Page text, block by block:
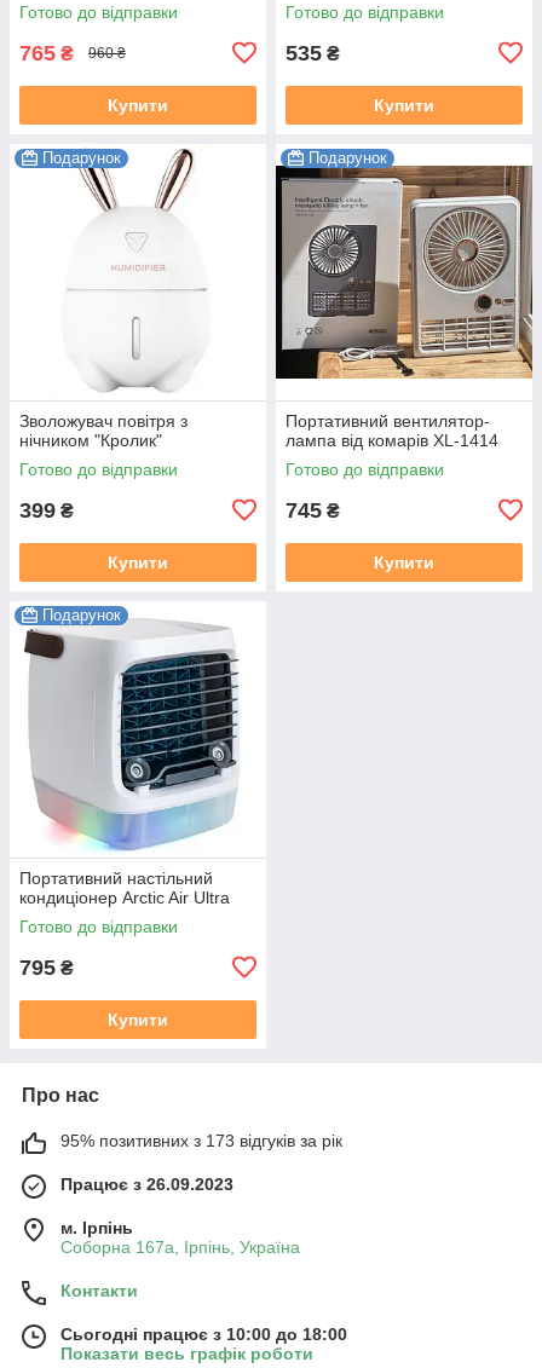
Готово до відправки
765 ₴ 960 ₴
Купити
Готово до відправки
535 ₴
Купити
Подарунок
Зволожувач повітря з
нічником "Кролик"
Готово до відправки
399 ₴
Купити
Подарунок
Портативний вентилятор-
лампа від комарів XL-1414
Готово до відправки
745 ₴
Купити
Подарунок
Портативний настільний
кондиціонер Arctic Air Ultra
Готово до відправки
795 ₴
Купити
Про нас
95% позитивних з 173 відгуків за рік
Працює з 26.09.2023
м. Ірпінь
Соборна 167а, Ірпінь, Україна
Контакти
Сьогодні працює з 10:00 до 18:00
Показати весь графік роботи